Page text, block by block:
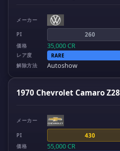
メーカー
PI 260
価格 35,000CR
レア度
RARE
解除方法
Autoshow
1970 Chevrolet Camaro Z28
メーカー
PI 430
価格 55,000CR